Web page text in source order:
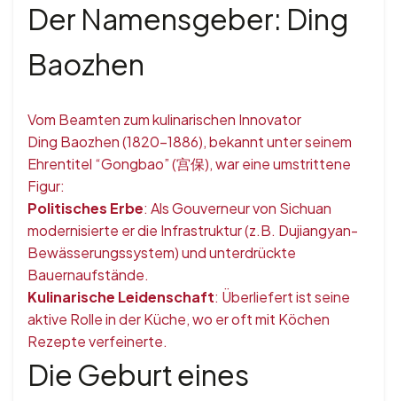
Der Namensgeber: Ding
Baozhen
Vom Beamten zum kulinarischen Innovator
Ding Baozhen (1820–1886), bekannt unter seinem
Ehrentitel “Gongbao” (宫保), war eine umstrittene
Figur:
Politisches Erbe: Als Gouverneur von Sichuan
modernisierte er die Infrastruktur (z.B. Dujiangyan-
Bewässerungssystem) und unterdrückte
Bauernaufstände.
Kulinarische Leidenschaft: Überliefert ist seine
aktive Rolle in der Küche, wo er oft mit Köchen
Rezepte verfeinerte.
Die Geburt eines